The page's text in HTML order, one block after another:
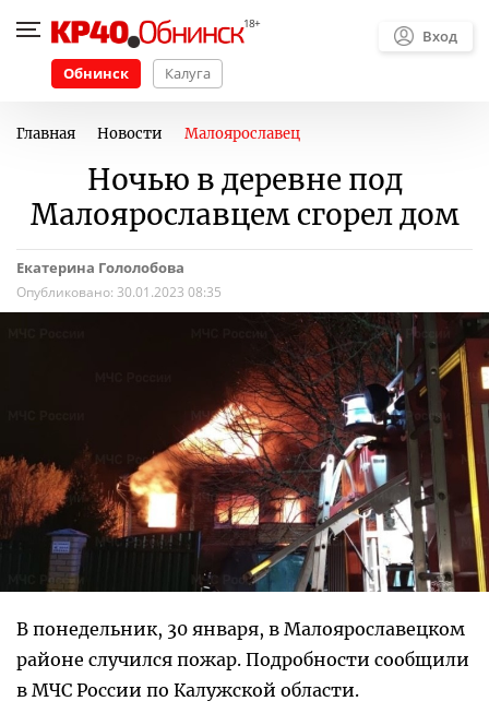
Обнинск Калуга
Вход
Главная Новости Малоярославец
Ночью в деревне под
Малоярославцем сгорел дом
Екатерина Гололобова
Опубликовано: 30.01.2023 08:35
В понедельник, 30 января, в Малоярославецком
районе случился пожар. Подробности сообщили
в МЧС России по Калужской области.